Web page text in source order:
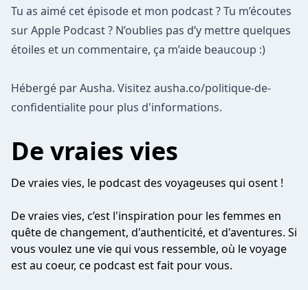
Tu as aimé cet épisode et mon podcast ? Tu m’écoutes
sur Apple Podcast ? N’oublies pas d’y mettre quelques
étoiles et un commentaire, ça m’aide beaucoup :)
Hébergé par Ausha. Visitez ausha.co/politique-de-
confidentialite pour plus d'informations.
De vraies vies
De vraies vies, le podcast des voyageuses qui osent !
De vraies vies, c’est l'inspiration pour les femmes en
quête de changement, d'authenticité, et d'aventures. Si
vous voulez une vie qui vous ressemble, où le voyage
est au coeur, ce podcast est fait pour vous.